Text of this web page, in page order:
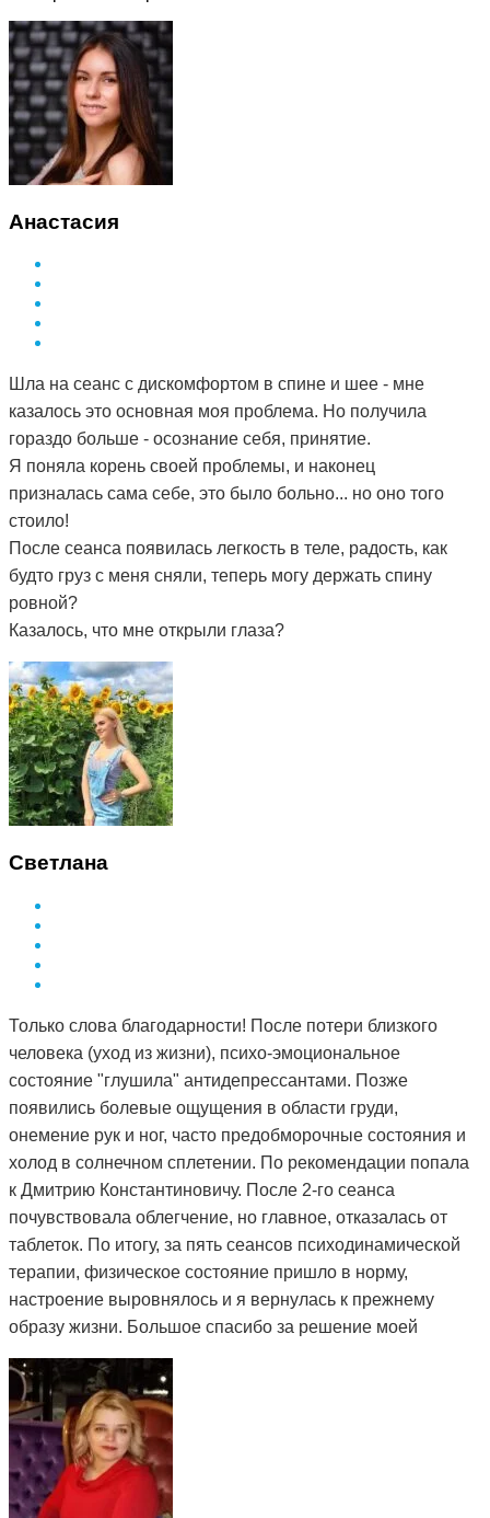
Анастасия
Шла на сеанс с дискомфортом в спине и шее - мне
казалось это основная моя проблема. Но получила
гораздо больше - осознание себя, принятие.
Я поняла корень своей проблемы, и наконец
призналась сама себе, это было больно... но оно того
стоило!
После сеанса появилась легкость в теле, радость, как
будто груз с меня сняли, теперь могу держать спину
ровной?
Казалось, что мне открыли глаза?
Светлана
Только слова благодарности! После потери близкого
человека (уход из жизни), психо-эмоциональное
состояние "глушила" антидепрессантами. Позже
появились болевые ощущения в области груди,
онемение рук и ног, часто предобморочные состояния и
холод в солнечном сплетении. По рекомендации попала
к Дмитрию Константиновичу. После 2-го сеанса
почувствовала облегчение, но главное, отказалась от
таблеток. По итогу, за пять сеансов психодинамической
терапии, физическое состояние пришло в норму,
настроение выровнялось и я вернулась к прежнему
образу жизни. Большое спасибо за решение моей
проблемы и деликатный подход.